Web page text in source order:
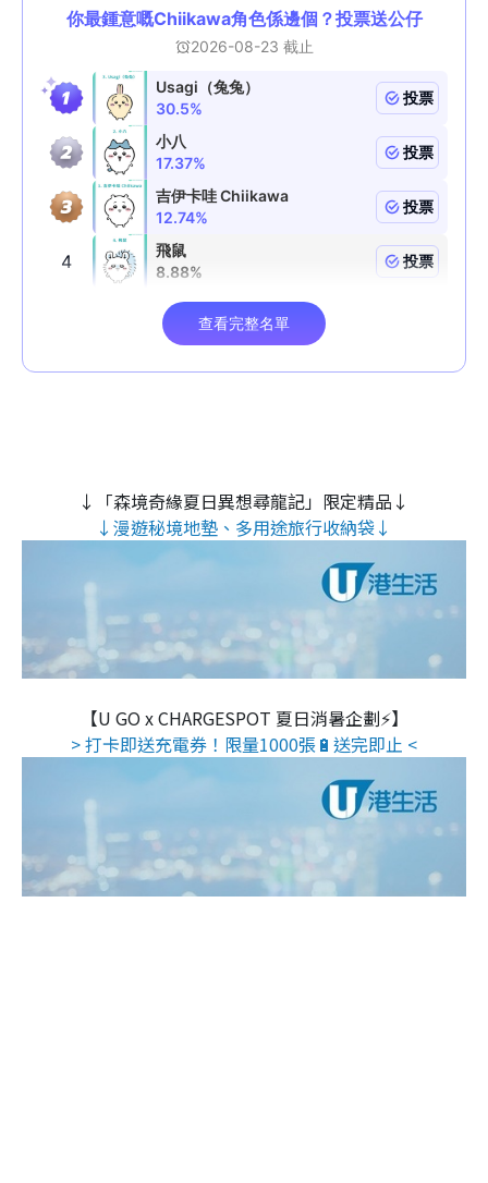
↓「森境奇緣夏日異想尋龍記」限定精品↓
↓漫遊秘境地墊、多用途旅行收納袋↓
【U GO x CHARGESPOT 夏日消暑企劃⚡】
> 打卡即送充電券！限量1000張🔋送完即止 <